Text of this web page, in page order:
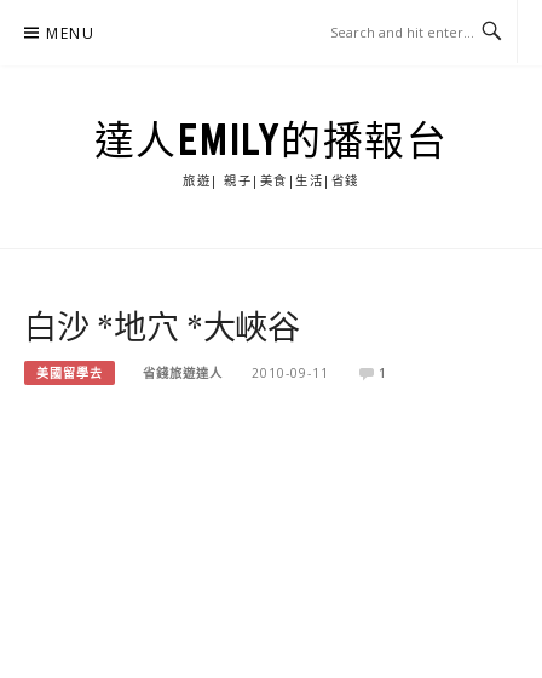
MENU
達人EMILY的播報台
旅遊| 親子|美食|生活|省錢
白沙 *地穴 *大峽谷
美國留學去 省錢旅遊達人 2010-09-11 1